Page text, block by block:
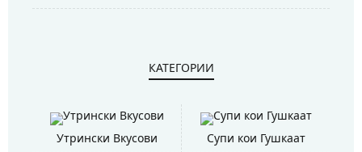
КАТЕГОРИИ
Утрински Вкусови Супи кои Гушкаат